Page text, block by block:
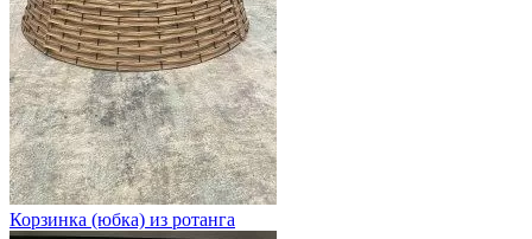
Корзинка (юбка) из ротанга